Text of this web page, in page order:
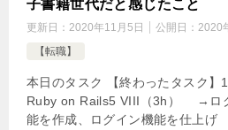
子書籍世代だと感じたこと
更新日： 2020年11月5日 公開日： 2020
【転職】
本日のタスク 【終わったタスク】
Ruby on Rails5 VIII（3h） →ロ
能を作成、ログイン機能を仕上